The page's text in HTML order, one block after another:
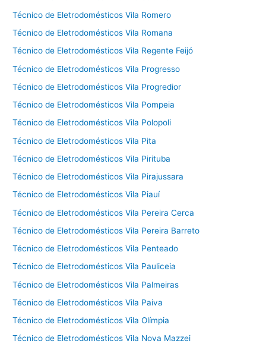
Técnico de Eletrodomésticos Vila Romero
Técnico de Eletrodomésticos Vila Romana
Técnico de Eletrodomésticos Vila Regente Feijó
Técnico de Eletrodomésticos Vila Progresso
Técnico de Eletrodomésticos Vila Progredior
Técnico de Eletrodomésticos Vila Pompeia
Técnico de Eletrodomésticos Vila Polopoli
Técnico de Eletrodomésticos Vila Pita
Técnico de Eletrodomésticos Vila Pirituba
Técnico de Eletrodomésticos Vila Pirajussara
Técnico de Eletrodomésticos Vila Piauí
Técnico de Eletrodomésticos Vila Pereira Cerca
Técnico de Eletrodomésticos Vila Pereira Barreto
Técnico de Eletrodomésticos Vila Penteado
Técnico de Eletrodomésticos Vila Pauliceia
Técnico de Eletrodomésticos Vila Palmeiras
Técnico de Eletrodomésticos Vila Paiva
Técnico de Eletrodomésticos Vila Olímpia
Técnico de Eletrodomésticos Vila Nova Mazzei